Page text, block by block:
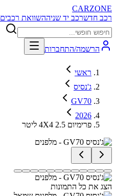
CARZONE
רכב חדשרכב יד שניההשוואת רכבים
הרשמה/התחברות
ראשי
ג'נסיס
GV70
2026
פרימיום 4X4 2.5 ליטר
הצג את כל התמונות